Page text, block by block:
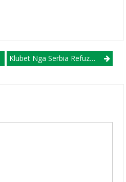
Klubet Nga Serbia Refuzojnë Të Luajnë Me Ekipin Nga Kosova?!